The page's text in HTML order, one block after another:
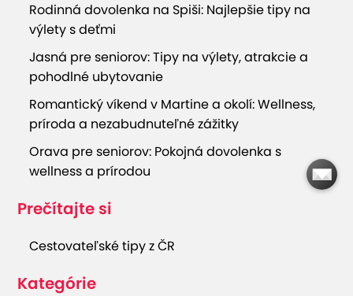
Rodinná dovolenka na Spiši: Najlepšie tipy na
výlety s deťmi
Jasná pre seniorov: Tipy na výlety, atrakcie a
pohodlné ubytovanie
Romantický víkend v Martine a okolí: Wellness,
príroda a nezabudnuteľné zážitky
Orava pre seniorov: Pokojná dovolenka s
wellness a prírodou
Prečítajte si
Cestovateľské tipy z ČR
Kategórie